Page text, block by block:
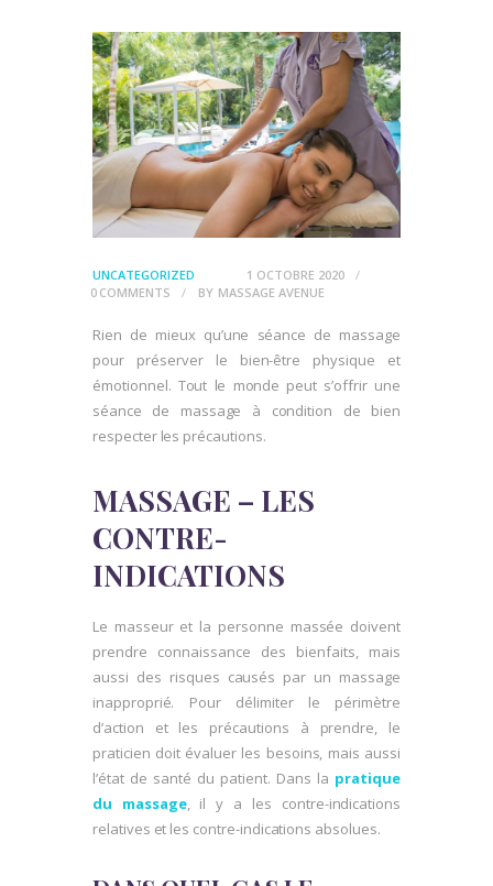
UNCATEGORIZED
1 OCTOBRE 2020
0 COMMENTS BY MASSAGE AVENUE
Rien de mieux qu’une séance de massage
pour préserver le bien-être physique et
émotionnel. Tout le monde peut s’offrir une
séance de massage à condition de bien
respecter les précautions.
MASSAGE – LES
CONTRE-
INDICATIONS
Le masseur et la personne massée doivent
prendre connaissance des bienfaits, mais
aussi des risques causés par un massage
inapproprié. Pour délimiter le périmètre
d’action et les précautions à prendre, le
praticien doit évaluer les besoins, mais aussi
l’état de santé du patient. Dans la pratique
du massage, il y a les contre-indications
relatives et les contre-indications absolues.